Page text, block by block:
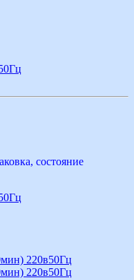
состояние